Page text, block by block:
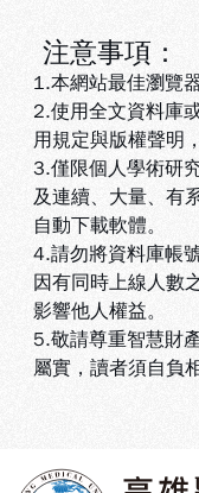
注意事項：
1.本網站最佳瀏覽
2.使用全文資料庫
用規定與版權聲明
3.僅限個人學術研
及連續、大量、有
自動下載軟體。
4.請勿將資料庫帳
因有同時上線人數
影響他人權益。
5.敬請尊重智慧財
屬實，讀者須自負